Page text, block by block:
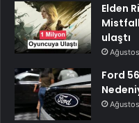
Elden
ulaştı
Ford